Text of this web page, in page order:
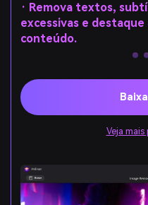
· Remova textos,
excessivas e destaque
conteúdo.
Veja